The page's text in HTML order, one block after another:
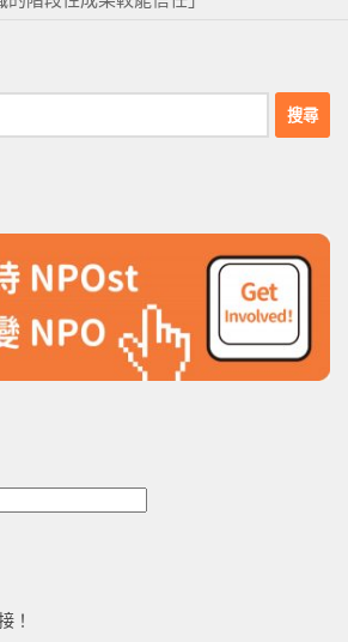
！